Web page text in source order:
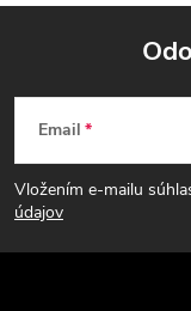
Z
á
p
Email
Vložením e-mailu
údajov